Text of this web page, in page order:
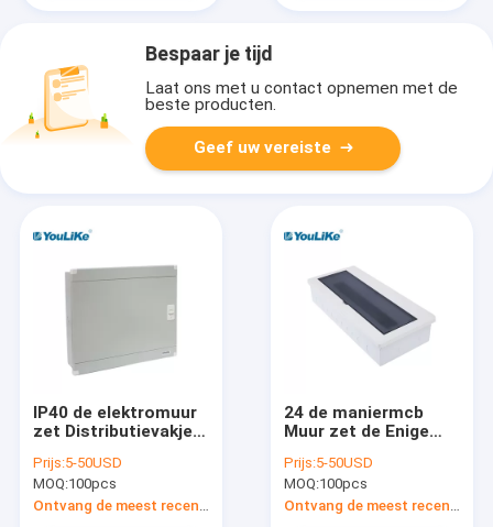
Bespaar je tijd
Laat ons met u contact opnemen met de
beste producten.
Geef uw vereiste
IP40 de elektromuur
zet Distributievakje,
van de
Distributieraad op
Prijs:5-50USD
MOQ:100pcs
24 de maniermcb
Muur zet de Enige
Distributiedoos voor
Machtstransmissie
op
Prijs:5-50USD
MOQ:100pcs